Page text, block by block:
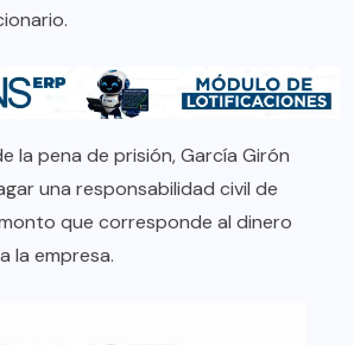
la pena de prisión, García Girón
una responsabilidad civil de
que corresponde al dinero
la empresa.